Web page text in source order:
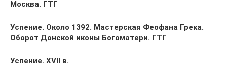
Москва. ГТГ
Успение. Около 1392. Мастерская Феофана Грека.
Оборот Донской иконы Богоматери. ГТГ
Успение. XVII в.